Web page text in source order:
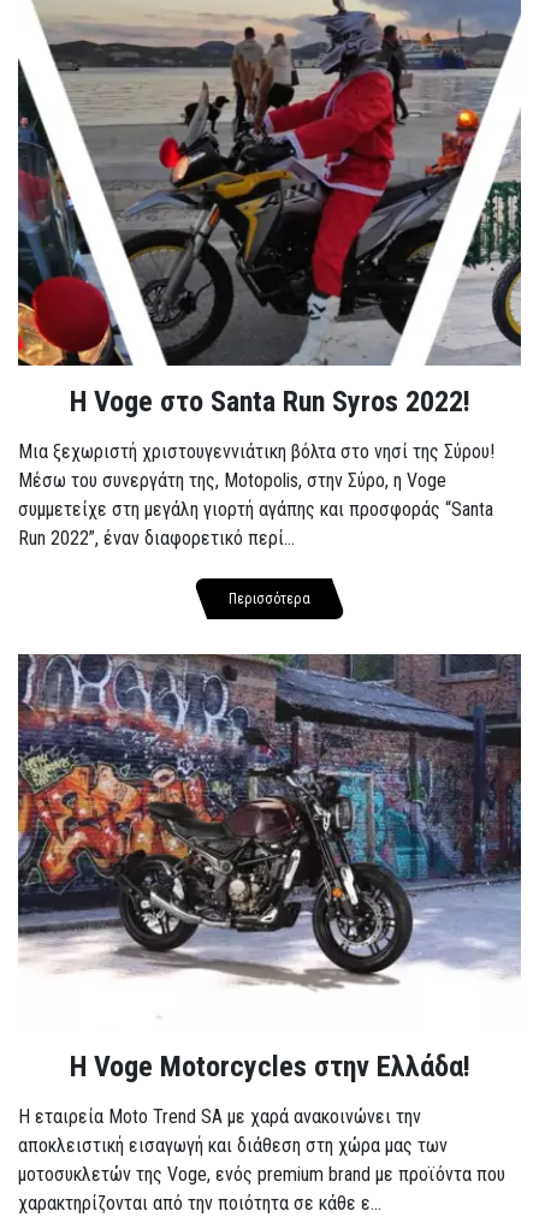
Η Voge στο Santa Run Syros 2022!
Μια ξεχωριστή χριστουγεννιάτικη βόλτα στο νησί της Σύρου!
Μέσω του συνεργάτη της, Motopolis, στην Σύρο, η Voge
συμμετείχε στη μεγάλη γιορτή αγάπης και προσφοράς “Santa
Run 2022”, έναν διαφορετικό περί...
Περισσότερα
H Voge Motorcycles στην Ελλάδα!
Η εταιρεία Moto Trend SA με χαρά ανακοινώνει την
αποκλειστική εισαγωγή και διάθεση στη χώρα μας των
μοτοσυκλετών της Voge, ενός premium brand με προϊόντα που
χαρακτηρίζονται από την ποιότητα σε κάθε ε...